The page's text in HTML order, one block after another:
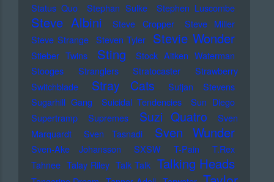
Status Quo
Stephan Sulke Stephen Luscombe
Steve Albini Steve Cropper
Steve Miller
Steve Strange Steven Tyler Stevie Wonder
Stieber Twins Sting
Stock Aitken Waterman
Stooges
Stranglers Stratocaster
Strawberry
Switchblade
Stray Cats
Sufjan Stevens
Sugarhill Gang
Suicidal Tendencies
Sun Diego
Supertramp
Supremes Suzi Quatro
Sven
Marquardt
Sven Tasnadi Sven Wunder
Sven-Ake Johansson SXSW T-Pain
T.Rex
Tahnee Talay Riley Talk Talk Talking Heads